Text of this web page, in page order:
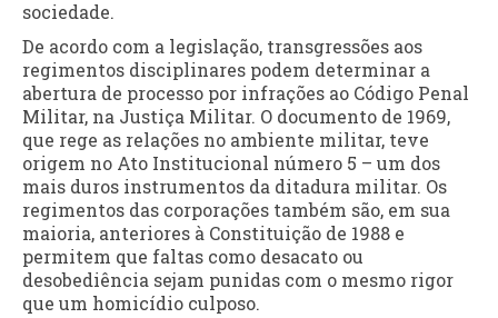
sociedade.
De acordo com a legislação, transgressões aos
regimentos disciplinares podem determinar a
abertura de processo por infrações ao Código Penal
Militar, na Justiça Militar. O documento de 1969,
que rege as relações no ambiente militar, teve
origem no Ato Institucional número 5 – um dos
mais duros instrumentos da ditadura militar. Os
regimentos das corporações também são, em sua
maioria, anteriores à Constituição de 1988 e
permitem que faltas como desacato ou
desobediência sejam punidas com o mesmo rigor
que um homicídio culposo.